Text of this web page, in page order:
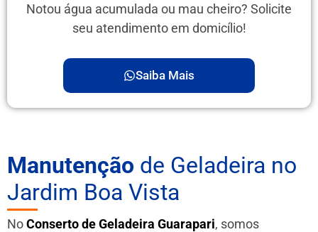
Notou água acumulada ou mau cheiro? Solicite
seu atendimento em domicílio!
Saiba Mais
Manutenção de Geladeira no
Jardim Boa Vista
NoConserto de Geladeira Guarapari, somos